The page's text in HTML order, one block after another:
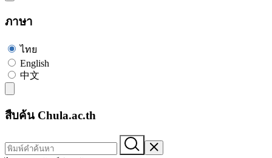
ภาษา
ไทย
English
中文
สืบค้น Chula.ac.th